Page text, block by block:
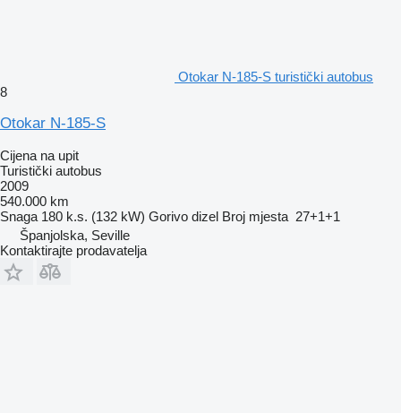
Otokar N-185-S turistički autobus
8
Otokar N-185-S
Cijena na upit
Turistički autobus
2009
540.000 km
Snaga 180 k.s. (132 kW) Gorivo dizel Broj mjesta 27+1+1
Španjolska, Seville
Kontaktirajte prodavatelja